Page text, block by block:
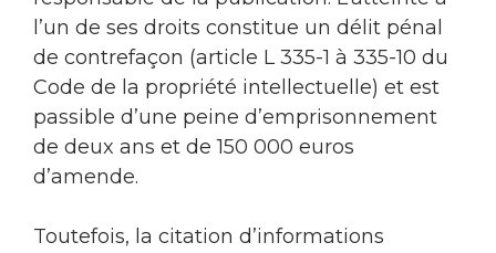
l’un de ses droits constitue un délit pénal
de contrefaçon (article L 335-1 à 335-10 du
Code de la propriété intellectuelle) et est
passible d’une peine d’emprisonnement
de deux ans et de 150 000 euros
d’amende.
Toutefois, la citation d’informations